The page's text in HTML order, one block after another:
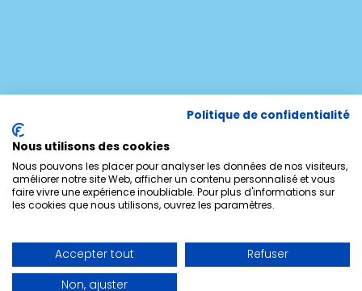
Politique de confidentialité
Nous utilisons des cookies
Nous pouvons les placer pour analyser les données de nos visiteurs,
améliorer notre site Web, afficher un contenu personnalisé et vous
faire vivre une expérience inoubliable. Pour plus d'informations sur
les cookies que nous utilisons, ouvrez les paramètres.
Accepter tout
Refuser
Non, ajuster